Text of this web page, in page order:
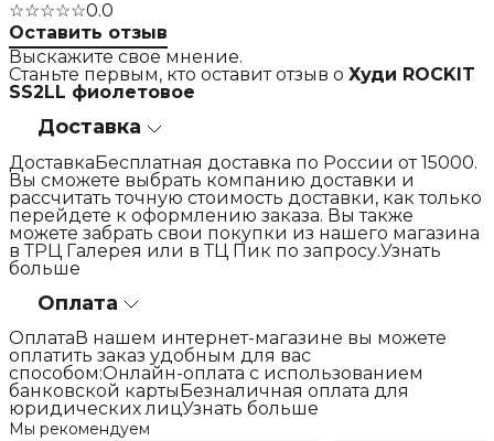
☆☆☆☆☆0.0
Оставить отзыв
Выскажите свое мнение.
Станьте первым, кто оставит отзыв о Худи ROCKIT
SS2LL фиолетовое
Доставка
ДоставкаБесплатная доставка по России от 15000.
Вы сможете выбрать компанию доставки и
рассчитать точную стоимость доставки, как только
перейдете к оформлению заказа. Вы также
можете забрать свои покупки из нашего магазина
в ТРЦ Галерея или в ТЦ Пик по запросу.Узнать
больше
Оплата
ОплатаВ нашем интернет-магазине вы можете
оплатить заказ удобным для вас
способом:Онлайн-оплата с использованием
банковской картыБезналичная оплата для
юридических лицУзнать больше
Мы рекомендуем